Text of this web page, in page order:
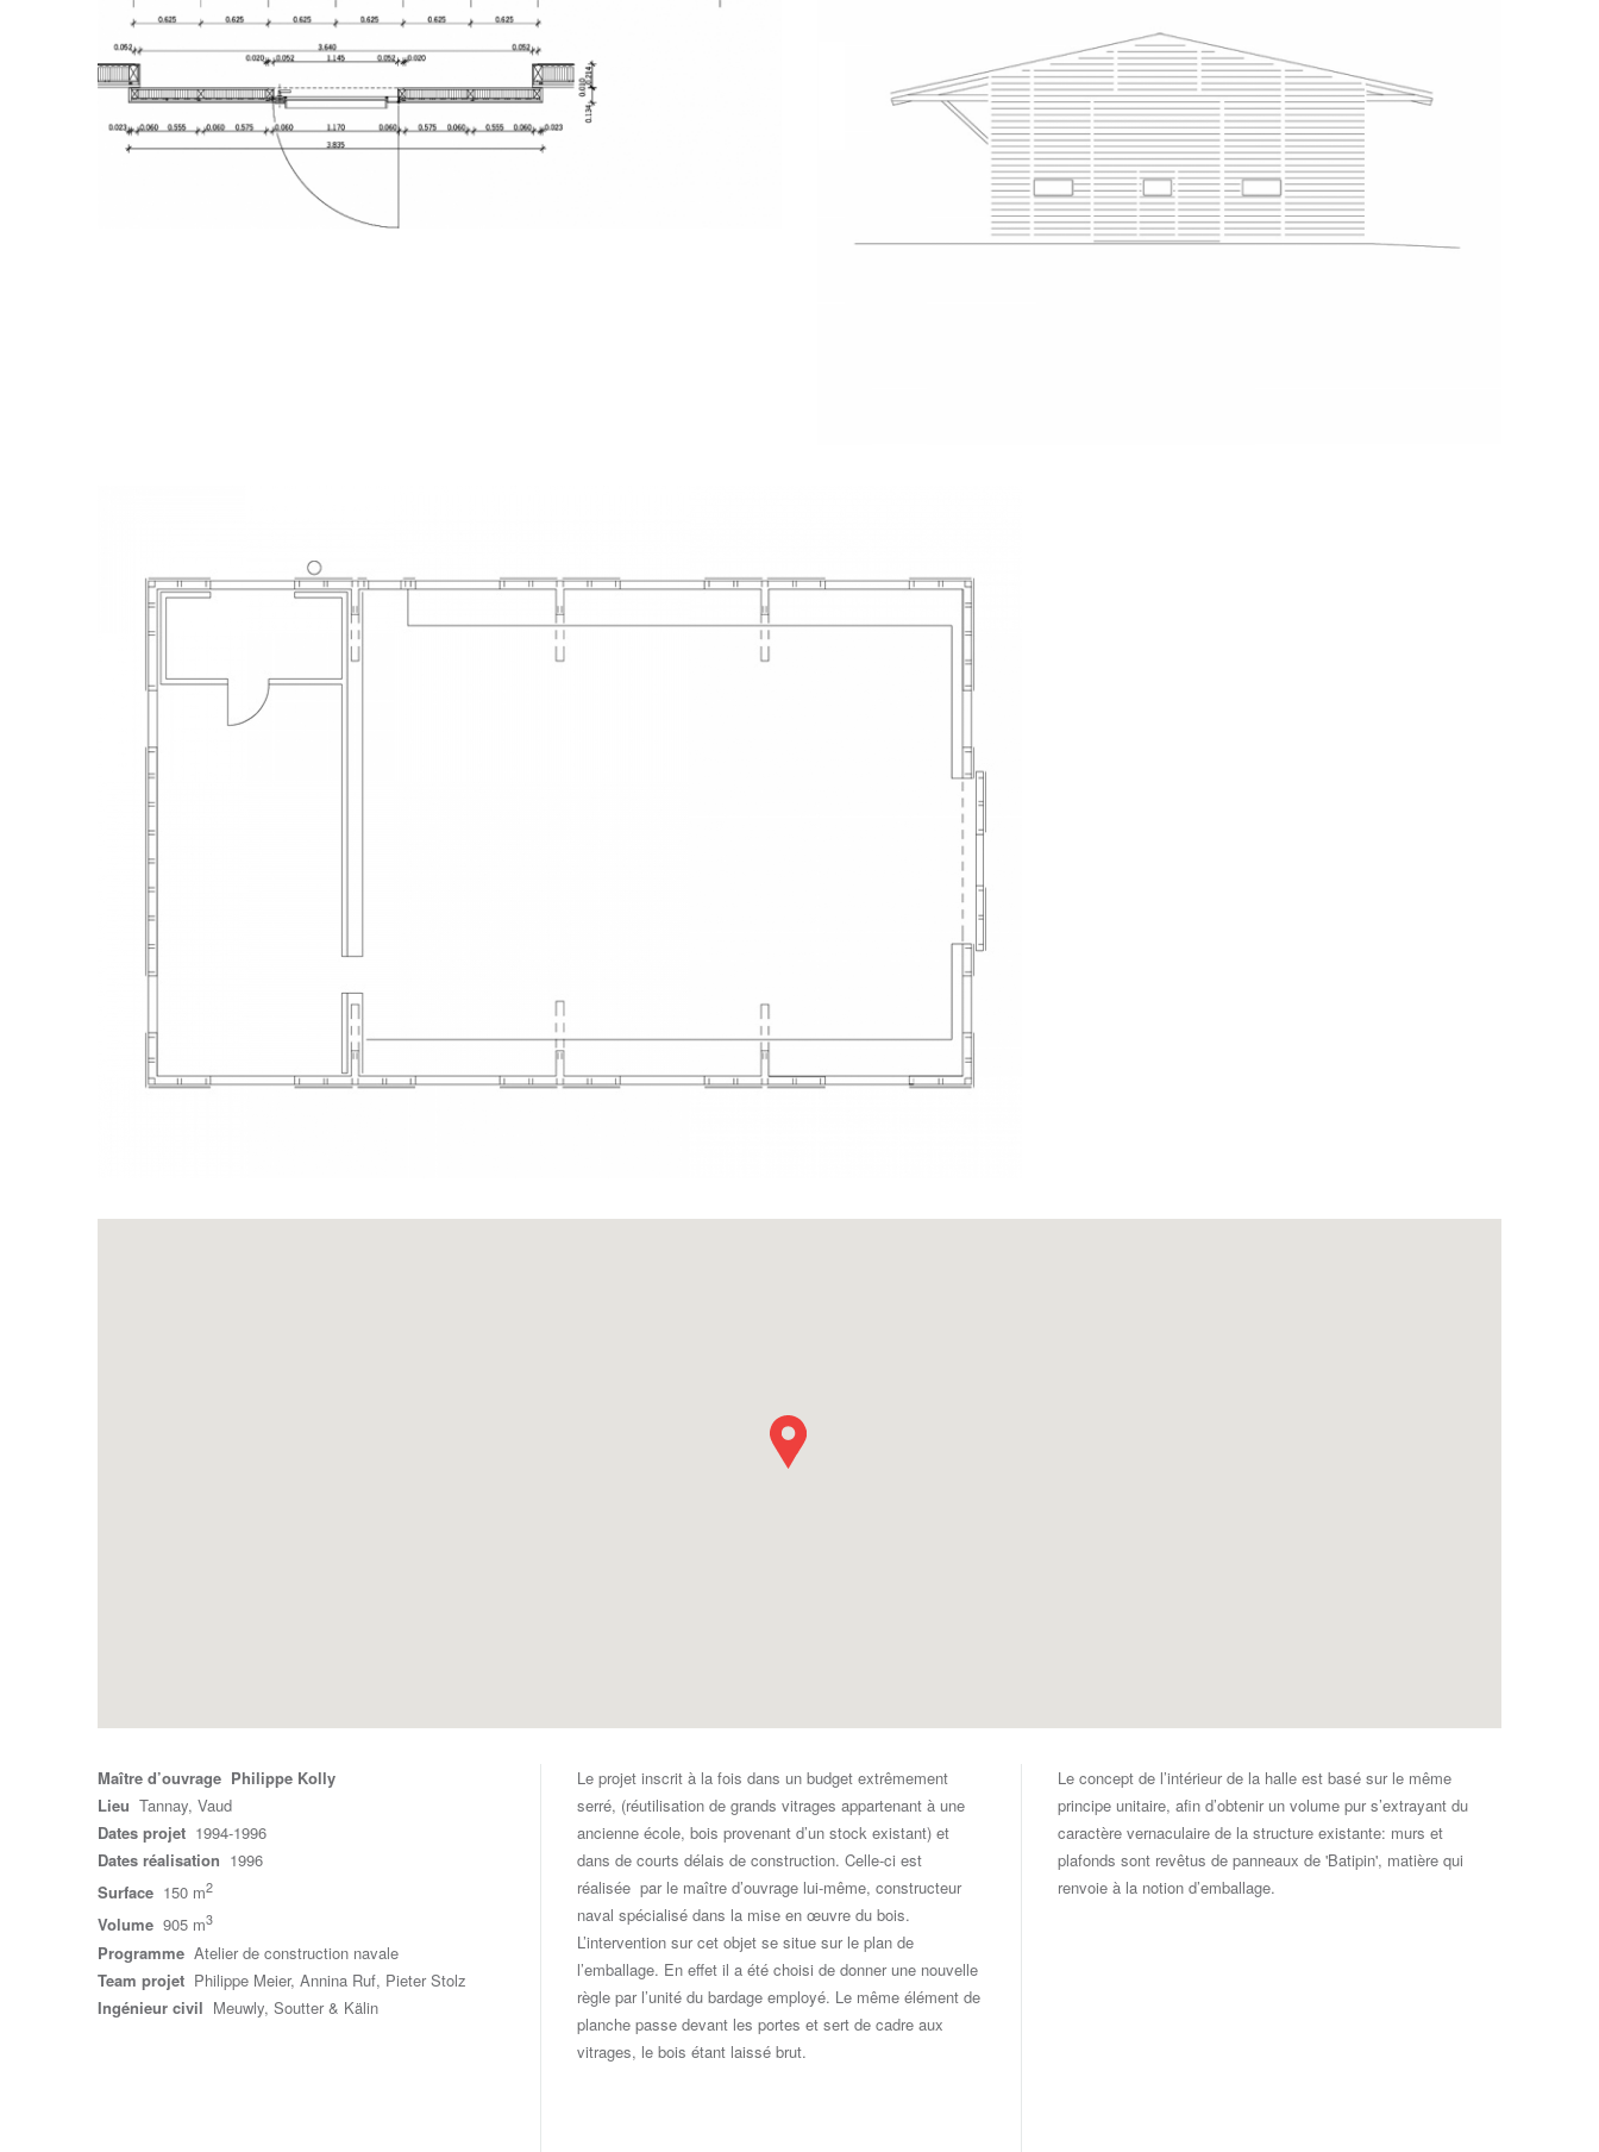
Maître d’ouvrage Philippe Kolly
Lieu Tannay, Vaud
Dates projet 1994-1996
Dates réalisation 1996
Surface 150 m2
Volume 905 m3
Programme Atelier de construction navale
Team projet Philippe Meier, Annina Ruf, Pieter Stolz
Ingénieur civil Meuwly, Soutter & Kälin
Le projet inscrit à la fois dans un budget extrêmement
serré, (réutilisation de grands vitrages appartenant à une
ancienne école, bois provenant d’un stock existant) et
dans de courts délais de construction. Celle-ci est
réalisée par le maître d’ouvrage lui-même, constructeur
naval spécialisé dans la mise en œuvre du bois.
L’intervention sur cet objet se situe sur le plan de
l’emballage. En effet il a été choisi de donner une nouvelle
règle par l’unité du bardage employé. Le même élément de
planche passe devant les portes et sert de cadre aux
vitrages, le bois étant laissé brut.
Le concept de l’intérieur de la halle est basé sur le même
principe unitaire, afin d’obtenir un volume pur s’extrayant du
caractère vernaculaire de la structure existante: murs et
plafonds sont revêtus de panneaux de 'Batipin', matière qui
renvoie à la notion d’emballage.